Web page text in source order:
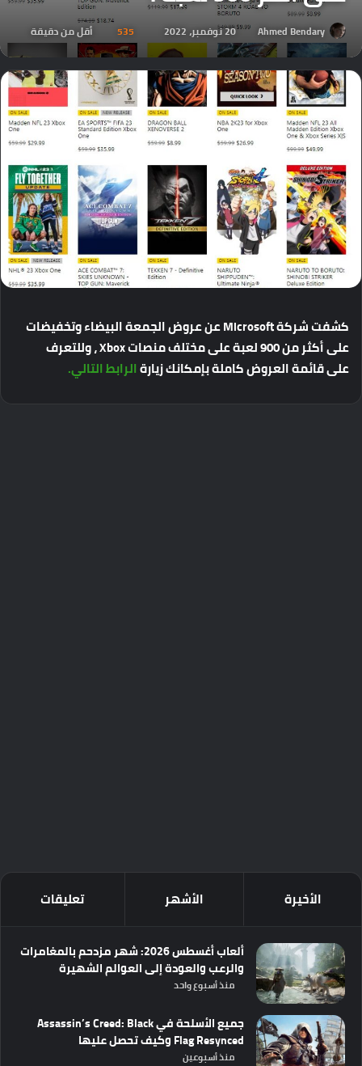
Ahmed Bendary 20 نوفمبر، 2022 535 أقل من دقيقة
كشفتشركة عنعروضالجمعةالبيضاءوتخفيضات
علىأكثرمن لعبةعلىمختلفمنصات ،وللتعرف
علىقائمةالعروضكاملةبإمكانكزيارةالرابطالتالي.
الأخيرة الأشهر تعليقات
ألعاب أغسطس 2026: شهر مزدحم بالمغامرات
والرعب والعودة إلى العوالم الشهيرة
منذ أسبوع واحد
جميع الأسلحة في Assassin’s Creed: Black
Flag Resynced وكيف تحصل عليها
منذ أسبوعين